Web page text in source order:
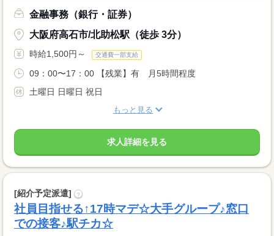
金融事務（銀行・証券）
大阪府高石市/北助松駅（徒歩 3分）
時給1,500円～ 交通費一部支給
09：00〜17：00 【残業】有 月5時間程度
土曜日 日曜日 祝日
もっと見る
求人詳細を見る
[紹介予定派遣] ?
社員目指せる↑17時マデ☆大手グループ♪窓口
での接客♪駅チカ☆